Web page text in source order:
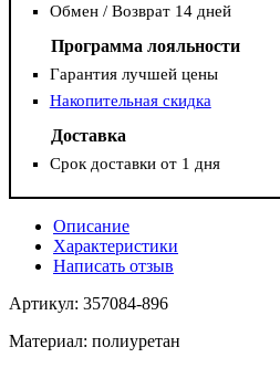
Обмен / Возврат 14 дней
Программа лояльности
Гарантия лучшей цены
Накопительная скидка
Доставка
Срок доставки от 1 дня
Описание
Характеристики
Написать отзыв
Артикул: 357084-896
Материал: полиуретан